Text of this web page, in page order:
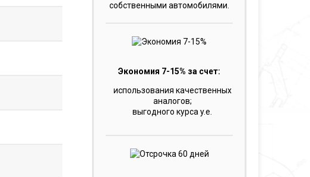
собственными автомобилями.
Экономия 7-15% за счет:
использования качественных
аналогов;
выгодного курса y.e.